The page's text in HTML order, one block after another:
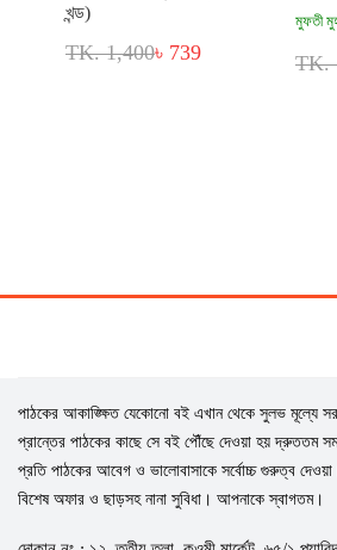
খন্ড)
TK. 1,400৳ 739
মুফতী
TK.
পাঠকের আকাঙ্ক্ষিত যেকোনো বই এখান থেকে সুলভ মূল্যে
প্রান্তের পাঠকের কাছে সে বই পৌঁছে দেওয়া হয় দ্রুততম
প্রতি পাঠকের আবেগ ও ভালোবাসাকে সর্বোচ্চ গুরুত্ব
বিশেষ অফার ও ছাড়সহ নানা সুবিধা। আপনাকে স্বাগতম।